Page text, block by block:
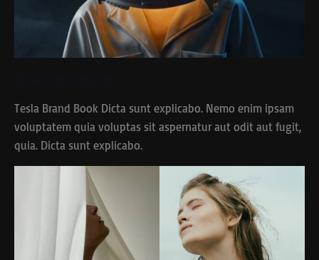
Tesla Brand Book Dicta sunt explicabo. Nemo enim ipsam
voluptatem quia voluptas sit aspernatur aut odit aut fugit,
quia. Dicta sunt explicabo.